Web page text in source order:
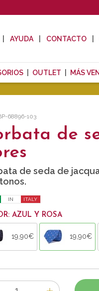
AYUDA CONTACTO
OUTLET MÁS
68896-103
de
de seda de
IN ITALY
AZUL Y ROSA
19,90€ 19,90€